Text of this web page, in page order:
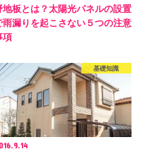
地板とは？太陽光パネルの設置
雨漏りを起こさない５つの注意
項
基礎知識